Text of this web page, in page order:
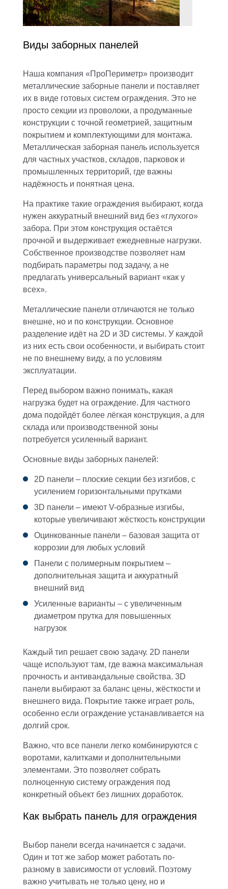
Виды заборных панелей
Наша компания «ПроПериметр» производит
металлические заборные панели и поставляет
их в виде готовых систем ограждения. Это не
просто секции из проволоки, а продуманные
конструкции с точной геометрией, защитным
покрытием и комплектующими для монтажа.
Металлическая заборная панель используется
для частных участков, складов, парковок и
промышленных территорий, где важны
надёжность и понятная цена.
На практике такие ограждения выбирают, когда
нужен аккуратный внешний вид без «глухого»
забора. При этом конструкция остаётся
прочной и выдерживает ежедневные нагрузки.
Собственное производстве позволяет нам
подбирать параметры под задачу, а не
предлагать универсальный вариант «как у
всех».
Металлические панели отличаются не только
внешне, но и по конструкции. Основное
разделение идёт на 2D и 3D системы. У каждой
из них есть свои особенности, и выбирать стоит
не по внешнему виду, а по условиям
эксплуатации.
Перед выбором важно понимать, какая
нагрузка будет на ограждение. Для частного
дома подойдёт более лёгкая конструкция, а для
склада или производственной зоны
потребуется усиленный вариант.
Основные виды заборных панелей:
2D панели – плоские секции без изгибов, с
усилением горизонтальными прутками
3D панели – имеют V-образные изгибы,
которые увеличивают жёсткость конструкции
Оцинкованные панели – базовая защита от
коррозии для любых условий
Панели с полимерным покрытием –
дополнительная защита и аккуратный
внешний вид
Усиленные варианты – с увеличенным
диаметром прутка для повышенных
нагрузок
Каждый тип решает свою задачу. 2D панели
чаще используют там, где важна максимальная
прочность и антивандальные свойства. 3D
панели выбирают за баланс цены, жёсткости и
внешнего вида. Покрытие также играет роль,
особенно если ограждение устанавливается на
долгий срок.
Важно, что все панели легко комбинируются с
воротами, калитками и дополнительными
элементами. Это позволяет собрать
полноценную систему ограждения под
конкретный объект без лишних доработок.
Как выбрать панель для ограждения
Выбор панели всегда начинается с задачи.
Один и тот же забор может работать по-
разному в зависимости от условий. Поэтому
важно учитывать не только цену, но и